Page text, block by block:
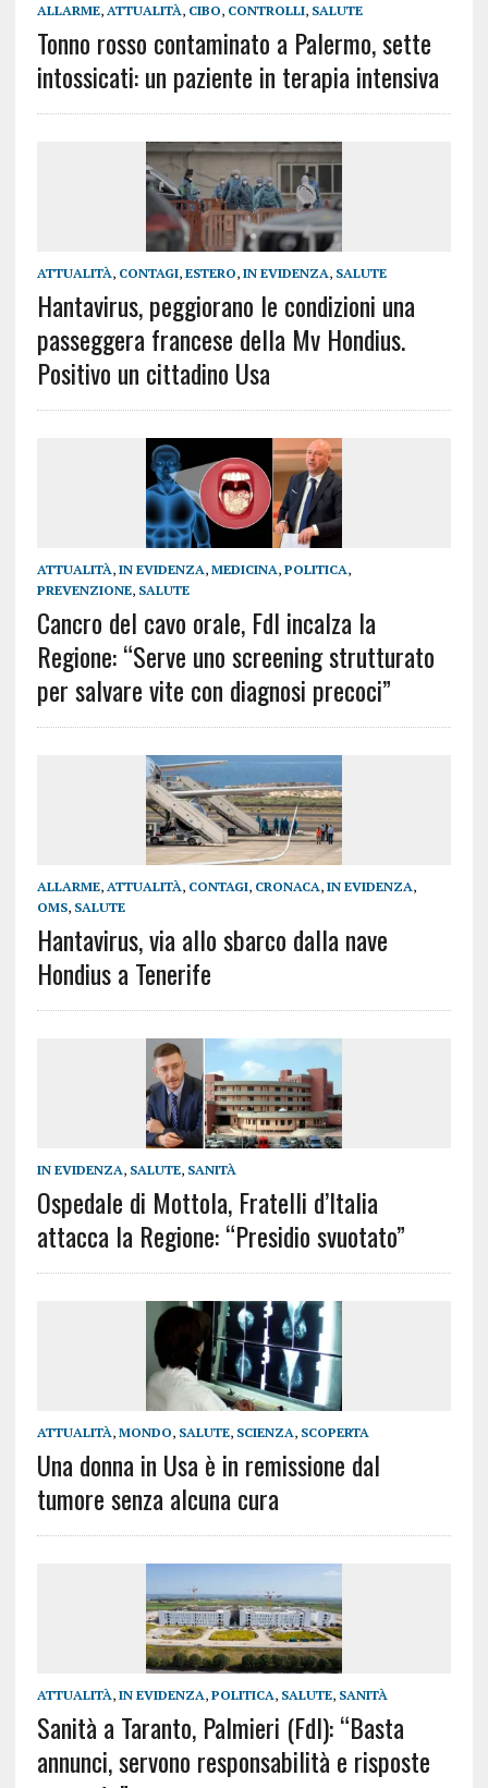
ALLARME, ATTUALITÀ, CIBO, CONTROLLI, SALUTE
Tonno rosso contaminato a Palermo, sette
intossicati: un paziente in terapia intensiva
ATTUALITÀ, CONTAGI, ESTERO, IN EVIDENZA, SALUTE
Hantavirus, peggiorano le condizioni una
passeggera francese della Mv Hondius.
Positivo un cittadino Usa
ATTUALITÀ, IN EVIDENZA, MEDICINA, POLITICA,
PREVENZIONE, SALUTE
Cancro del cavo orale, FdI incalza la
Regione: “Serve uno screening strutturato
per salvare vite con diagnosi precoci”
ALLARME, ATTUALITÀ, CONTAGI, CRONACA, IN EVIDENZA,
OMS, SALUTE
Hantavirus, via allo sbarco dalla nave
Hondius a Tenerife
IN EVIDENZA, SALUTE, SANITÀ
Ospedale di Mottola, Fratelli d’Italia
attacca la Regione: “Presidio svuotato”
ATTUALITÀ, MONDO, SALUTE, SCIENZA, SCOPERTA
Una donna in Usa è in remissione dal
tumore senza alcuna cura
ATTUALITÀ, IN EVIDENZA, POLITICA, SALUTE, SANITÀ
Sanità a Taranto, Palmieri (FdI): “Basta
annunci, servono responsabilità e risposte